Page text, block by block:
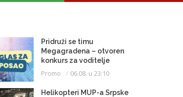
Pridruži se timu
Megagradena – otvoren
konkurs za voditelje
gradilišta
Promo 06.08. u 23:10
Helikopteri MUP-a Srpske